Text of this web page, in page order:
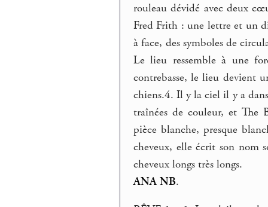
rouleau dévidé avec deux
Fred Frith : une lettre et un
à face, des symboles de
Le lieu ressemble à une
contrebasse, le lieu devient
chiens.4. Il y la ciel il y a
traînées de couleur, et The
pièce blanche, presque
cheveux, elle écrit son nom
cheveux longs très longs.
ANA NB.